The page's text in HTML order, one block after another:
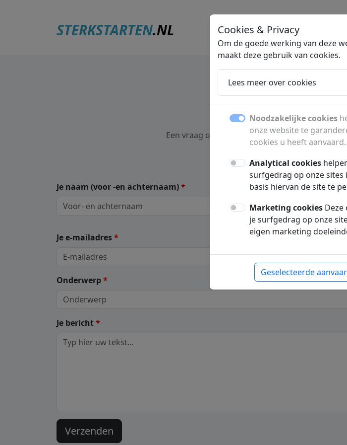
STERKSTARTEN.NL
Een vraag of opmerking? Vul onderstaand
Je naam (voor -en achternaam)*
Je e-mailadres*
Onderwerp*
Je bericht*
Cookies & Privacy
Om de goede werking van deze
maakt deze gebruik van cookies.
Lees meer over cookies
Noodzakelijke cookies
onze website te
cookies u heeft aanvaard.
Analytical cookies
surfgedrag op onze
basis hiervan de site te
Marketing cookies Deze
je surfgedrag op onze
eigen marketing
Geselecteerde